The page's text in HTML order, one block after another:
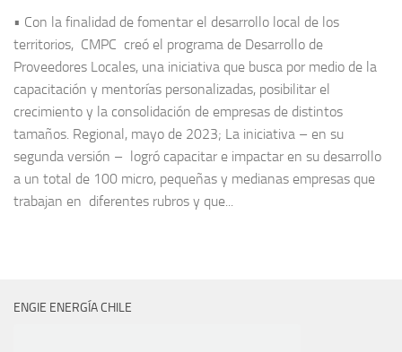
• Con la finalidad de fomentar el desarrollo local de los
territorios, CMPC creó el programa de Desarrollo de
Proveedores Locales, una iniciativa que busca por medio de la
capacitación y mentorías personalizadas, posibilitar el
crecimiento y la consolidación de empresas de distintos
tamaños. Regional, mayo de 2023; La iniciativa – en su
segunda versión – logró capacitar e impactar en su desarrollo
a un total de 100 micro, pequeñas y medianas empresas que
trabajan en diferentes rubros y que...
ENGIE ENERGÍA CHILE